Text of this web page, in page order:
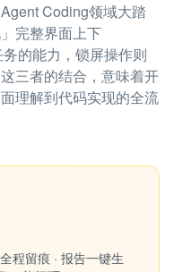
Coding领域大踏
完整界面上下
的能力，锁屏操作则
三者的结合，意味着开
理解到代码实现的全流
程留痕 · 报告一键生